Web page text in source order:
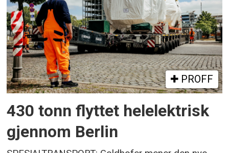
PROFF
430 tonn flyttet helelektrisk
gjennom Berlin